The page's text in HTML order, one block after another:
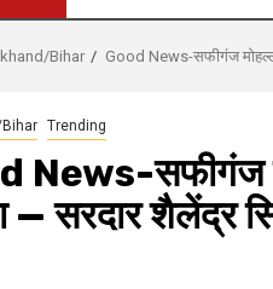
Bihar Good News-सफीगंज
Trending
News-सफीगंज
— सरदार शैलेंद्र